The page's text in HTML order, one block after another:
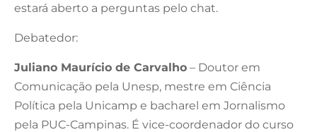
estará aberto a perguntas pelo chat.
Debatedor:
Juliano Maurício de Carvalho – Doutor em
Comunicação pela Unesp, mestre em Ciência
Política pela Unicamp e bacharel em Jornalismo
pela PUC-Campinas. É vice-coordenador do curso